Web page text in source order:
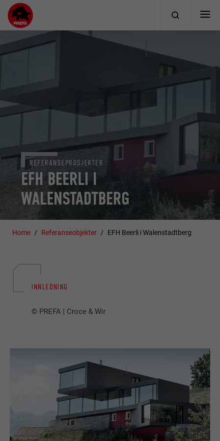
EFH BEERLI I
WALENSTADTBERG
REFERANSEPROSJEKTER
Home Referanseobjekter EFH Beerli i Walenstadtberg
INNLEDNING
© PREFA | Croce & Wir